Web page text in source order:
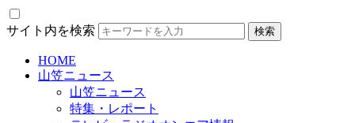
サイト内を検索
HOME
山笠ニュース
山笠ニュース
特集・レポート